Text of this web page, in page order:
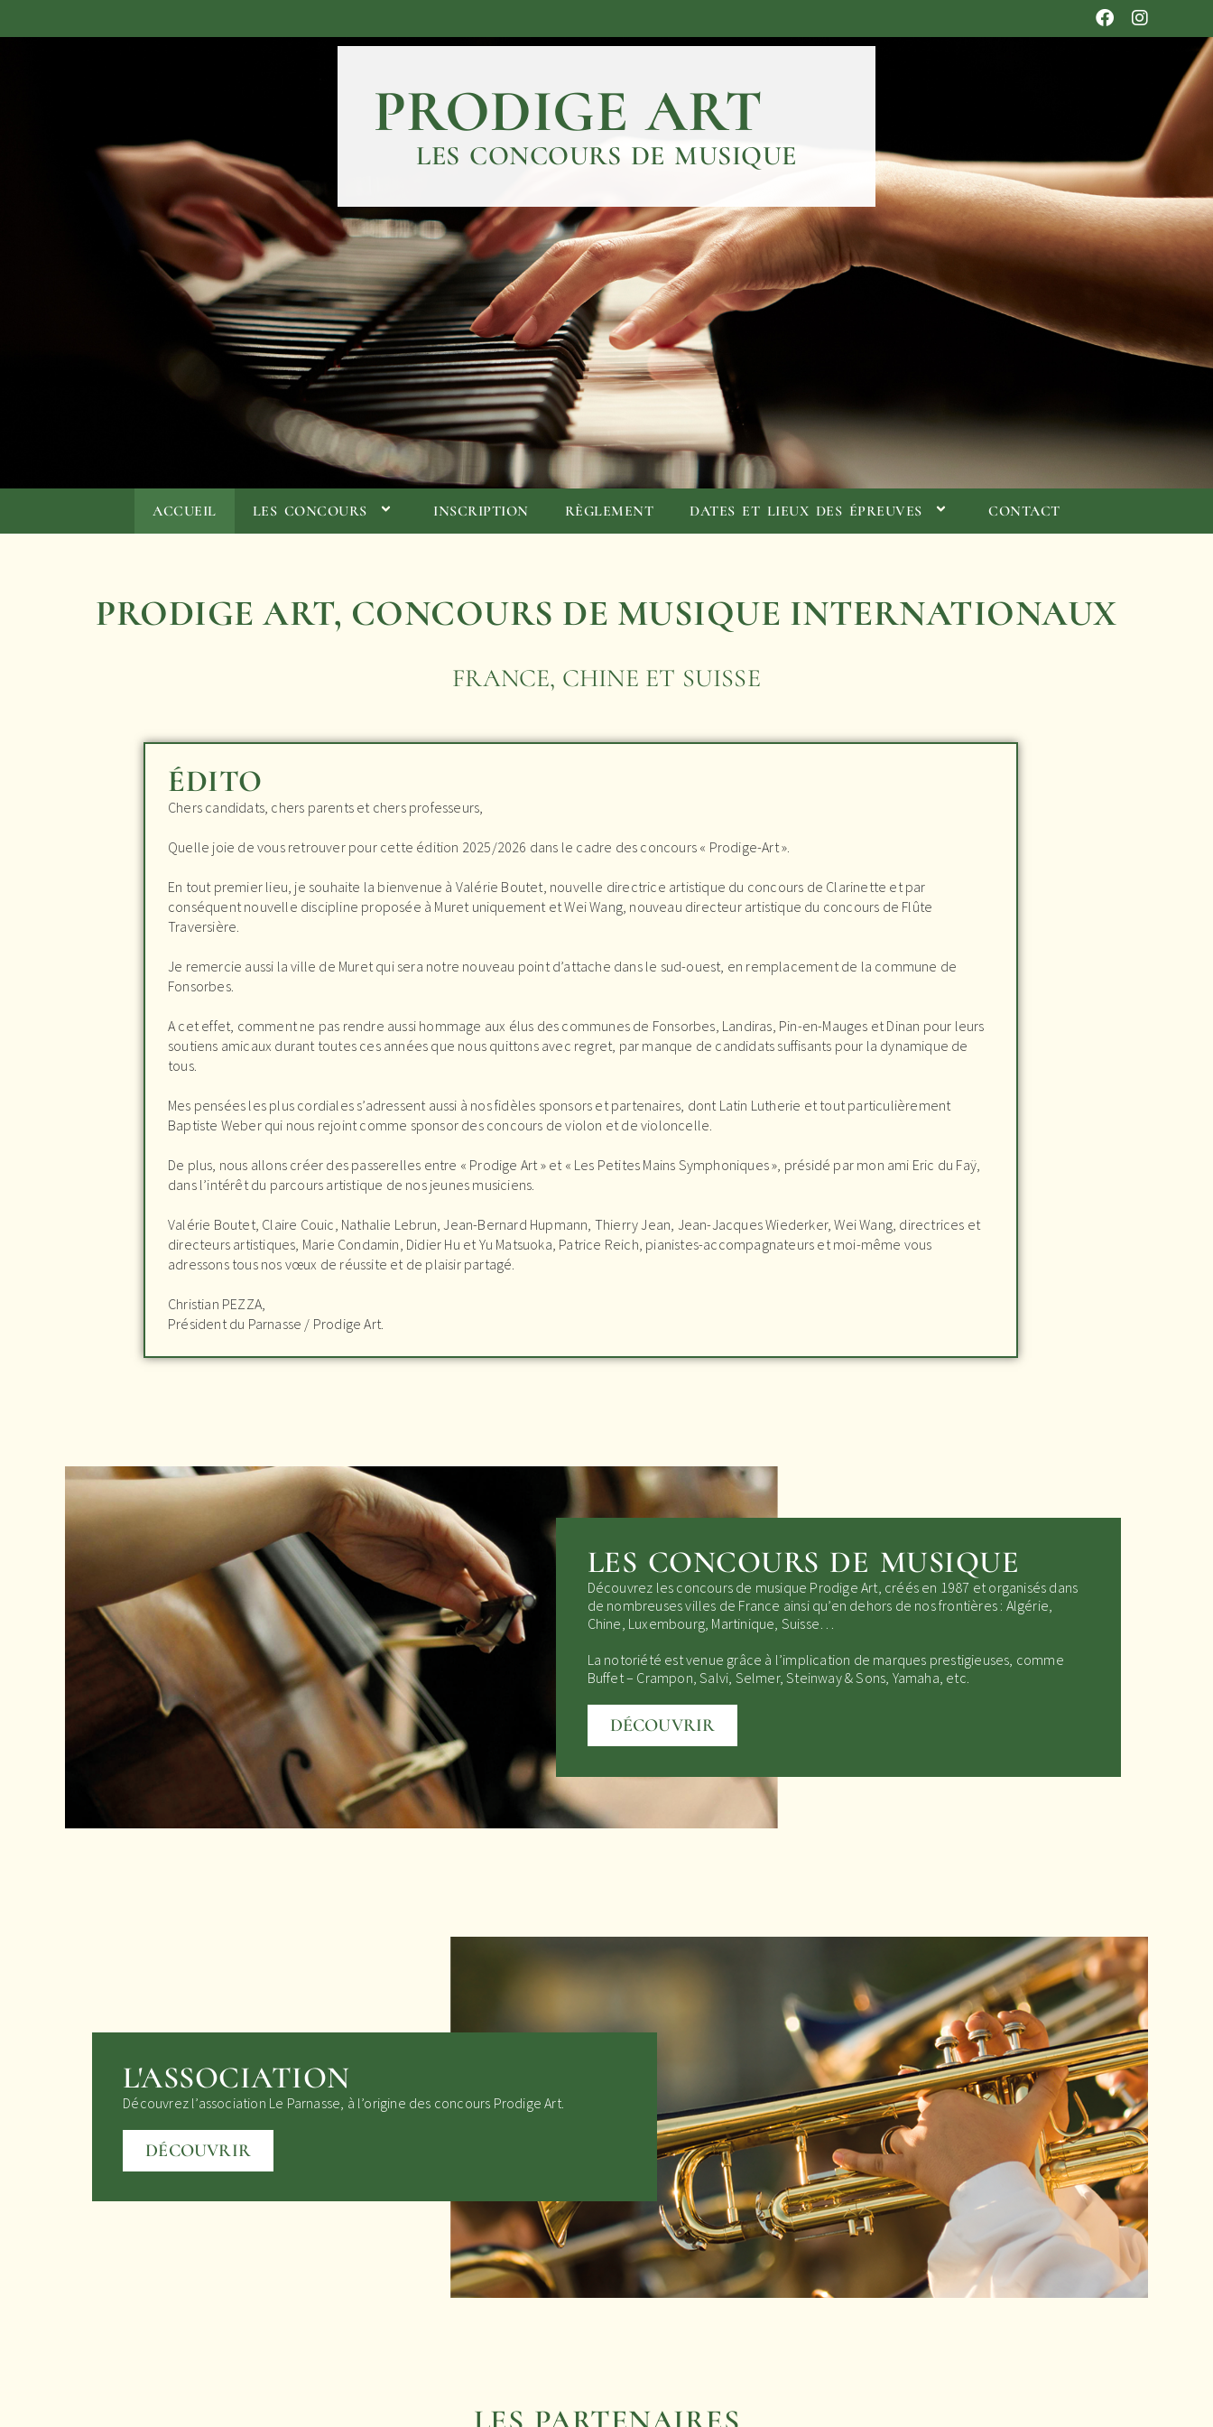
PRODIGE ART
LES CONCOURS DE MUSIQUE
ACCUEIL LES CONCOURS INSCRIPTION RÈGLEMENT DATES ET LIEUX DES ÉPREUVES CONTACT
PRODIGE ART, CONCOURS DE MUSIQUE INTERNATIONAUX
FRANCE, CHINE ET SUISSE
ÉDITO
Chers candidats, chers parents et chers professeurs,
Quelle joie de vous retrouver pour cette édition 2025/2026 dans le cadre des concours « Prodige-Art ».
En tout premier lieu, je souhaite la bienvenue à Valérie Boutet, nouvelle directrice artistique du concours de Clarinette et par
conséquent nouvelle discipline proposée à Muret uniquement et Wei Wang, nouveau directeur artistique du concours de Flûte
Traversière.
Je remercie aussi la ville de Muret qui sera notre nouveau point d’attache dans le sud-ouest, en remplacement de la commune de
Fonsorbes.
A cet effet, comment ne pas rendre aussi hommage aux élus des communes de Fonsorbes, Landiras, Pin-en-Mauges et Dinan pour leurs
soutiens amicaux durant toutes ces années que nous quittons avec regret, par manque de candidats suffisants pour la dynamique de
tous.
Mes pensées les plus cordiales s’adressent aussi à nos fidèles sponsors et partenaires, dont Latin Lutherie et tout particulièrement
Baptiste Weber qui nous rejoint comme sponsor des concours de violon et de violoncelle.
De plus, nous allons créer des passerelles entre « Prodige Art » et « Les Petites Mains Symphoniques », présidé par mon ami Eric du Faÿ,
dans l’intérêt du parcours artistique de nos jeunes musiciens.
Valérie Boutet, Claire Couic, Nathalie Lebrun, Jean-Bernard Hupmann, Thierry Jean, Jean-Jacques Wiederker, Wei Wang, directrices et
directeurs artistiques, Marie Condamin, Didier Hu et Yu Matsuoka, Patrice Reich, pianistes-accompagnateurs et moi-même vous
adressons tous nos vœux de réussite et de plaisir partagé.
Christian PEZZA,
Président du Parnasse / Prodige Art.
LES CONCOURS DE MUSIQUE
Découvrez les concours de musique Prodige Art, créés en 1987 et organisés dans
de nombreuses villes de France ainsi qu’en dehors de nos frontières : Algérie,
Chine, Luxembourg, Martinique, Suisse…
La notoriété est venue grâce à l’implication de marques prestigieuses, comme
Buffet – Crampon,Salvi, Selmer,Steinway & Sons, Yamaha, etc.
DÉCOUVRIR
L'ASSOCIATION
Découvrez l’association Le Parnasse, à l’origine des concours Prodige Art.
DÉCOUVRIR